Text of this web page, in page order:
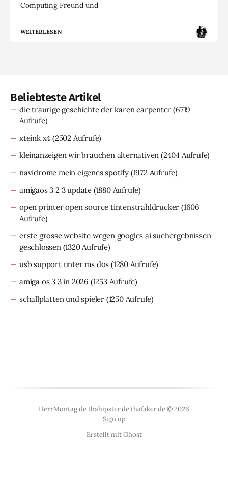
Computing Freund und
WEITERLESEN
Beliebteste Artikel
die traurige geschichte der karen carpenter(6719
Aufrufe)
xteink x4 (2502 Aufrufe)
kleinanzeigen wir brauchen alternativen (2404 Aufrufe)
navidrome mein eigenes spotify (1972 Aufrufe)
amigaos 3 2 3 update (1880 Aufrufe)
open printer open source tintenstrahldrucker (1606
Aufrufe)
erste grosse website wegen googles ai suchergebnissen
geschlossen(1320 Aufrufe)
usb support unter ms dos (1280 Aufrufe)
amiga os 3 3 in 2026 (1253 Aufrufe)
schallplatten und spieler (1250 Aufrufe)
HerrMontag.de thahipster.de thafaker.de © 2026
Sign up
Erstellt mitGhost